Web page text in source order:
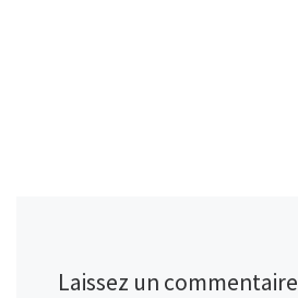
Laissez un commentaire